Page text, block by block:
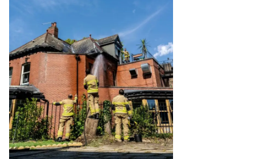
EFICIÊNCIA
BASEADAS
NA
NR
12